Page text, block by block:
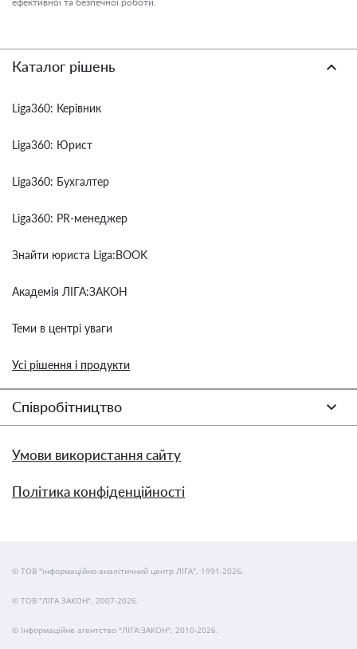
Каталог рішень
Liga360: Керівник
Liga360: Юрист
Liga360: Бухгалтер
Liga360: PR-менеджер
Знайти юриста Liga:BOOK
Академія ЛІГА:ЗАКОН
Теми в центрі уваги
Усі рішення і продукти
Співробітництво
Умови використання сайту
Політика конфіденційності
© ТОВ "інформаційно-аналітичний центр ЛІГА", 1991-2026.
© ТОВ "ЛІГА ЗАКОН", 2007-2026.
© Інформаційне агентство "ЛІГА:ЗАКОН", 2010-2026.